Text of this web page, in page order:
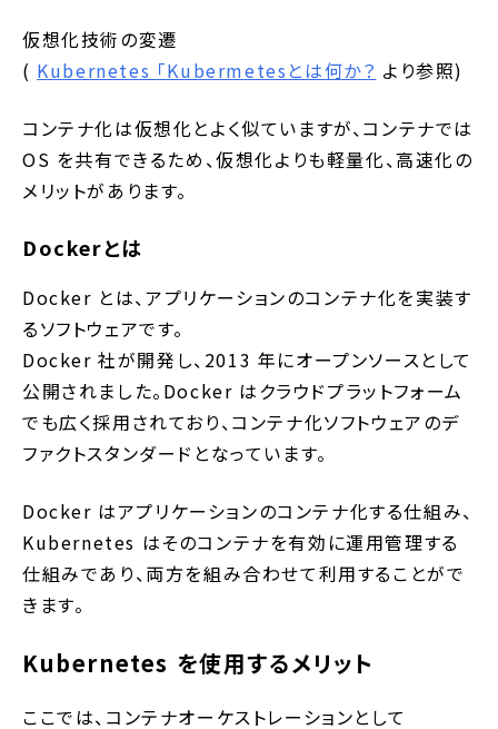
仮想化技術の変遷
( Kubernetes 「Kubermetesとは何か？ より参照)
コンテナ化は仮想化とよく似ていますが、コンテナでは
OS を共有できるため、仮想化よりも軽量化、高速化の
メリットがあります。
Dockerとは
Docker とは、アプリケーションのコンテナ化を実装す
るソフトウェアです。
Docker 社が開発し、2013 年にオープンソースとして
公開されました。Docker はクラウドプラットフォーム
でも広く採用されており、コンテナ化ソフトウェアのデ
ファクトスタンダードとなっています。
Docker はアプリケーションのコンテナ化する仕組み、
Kubernetes はそのコンテナを有効に運用管理する
仕組みであり、両方を組み合わせて利用することがで
きます。
Kubernetes を使用するメリット
ここでは、コンテナオーケストレーションとして